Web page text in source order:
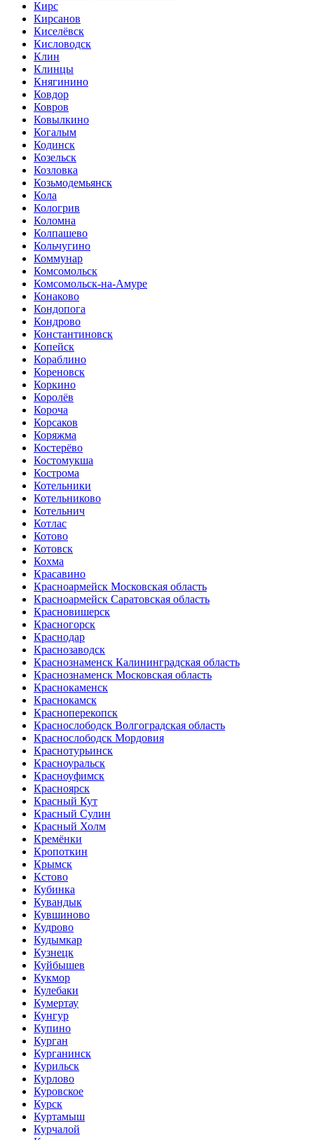
Кирс
Кирсанов
Киселёвск
Кисловодск
Клин
Клинцы
Княгинино
Ковдор
Ковров
Ковылкино
Когалым
Кодинск
Козельск
Козловка
Козьмодемьянск
Кола
Кологрив
Коломна
Колпашево
Кольчугино
Коммунар
Комсомольск
Комсомольск-на-Амуре
Конаково
Кондопога
Кондрово
Константиновск
Копейск
Кораблино
Кореновск
Коркино
Королёв
Короча
Корсаков
Коряжма
Костерёво
Костомукша
Кострома
Котельники
Котельниково
Котельнич
Котлас
Котово
Котовск
Кохма
Красавино
Красноармейск Московская область
Красноармейск Саратовская область
Красновишерск
Красногорск
Краснодар
Краснозаводск
Краснознаменск Калининградская область
Краснознаменск Московская область
Краснокаменск
Краснокамск
Красноперекопск
Краснослободск Волгоградская область
Краснослободск Мордовия
Краснотурьинск
Красноуральск
Красноуфимск
Красноярск
Красный Кут
Красный Сулин
Красный Холм
Кремёнки
Кропоткин
Крымск
Кстово
Кубинка
Кувандык
Кувшиново
Кудрово
Кудымкар
Кузнецк
Куйбышев
Кукмор
Кулебаки
Кумертау
Кунгур
Купино
Курган
Курганинск
Курильск
Курлово
Куровское
Курск
Куртамыш
Курчалой